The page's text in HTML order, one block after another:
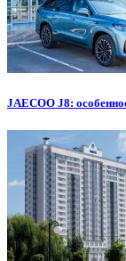
JAECOO J8: